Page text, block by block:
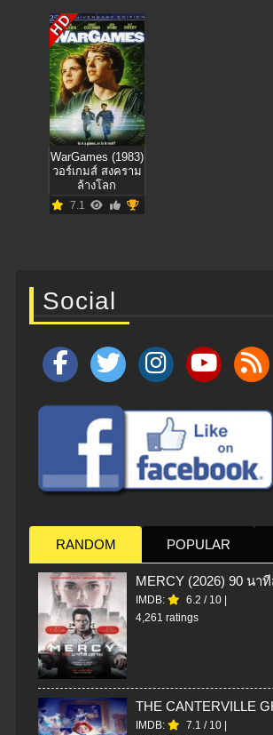
HD
WarGames (1983)
วอร์เกมส์ สงคราม
ล้างโลก
7.1
Social
RANDOM POPULAR
MERCY (2026) 90 นา
IMDB: 6.2 / 10 |
4,261 ratings
THE CANTERVILLE
IMDB: 7.1 / 10 |